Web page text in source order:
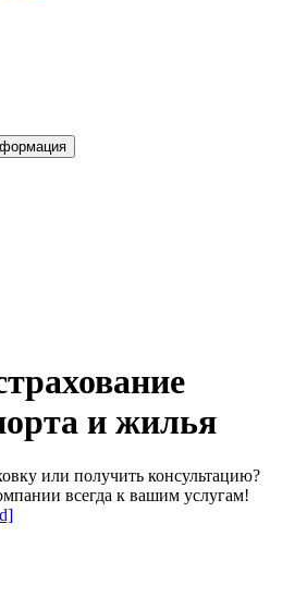
и жилья
или получить консультацию?
всегда к вашим услугам!